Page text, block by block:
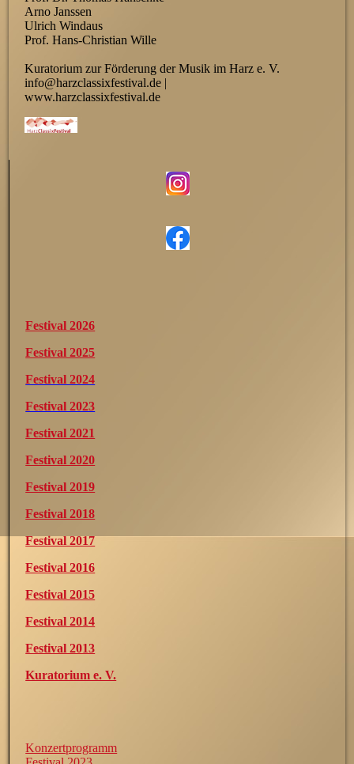
Arno Janssen
Ulrich Windaus
Prof. Hans-Christian Wille
Kuratorium zur Förderung der Musik im Harz e. V.
info@harzclassixfestival.de |
www.harzclassixfestival.de
Festival 2026
Festival 2025
Festival 2024
Festival 2023
Festival 2021
Festival 2020
Festival 2019
Festival 2018
Festival 2017
Festival 2016
Festival 2015
Festival 2014
Festival 2013
Kuratorium e. V.
Konzertprogramm